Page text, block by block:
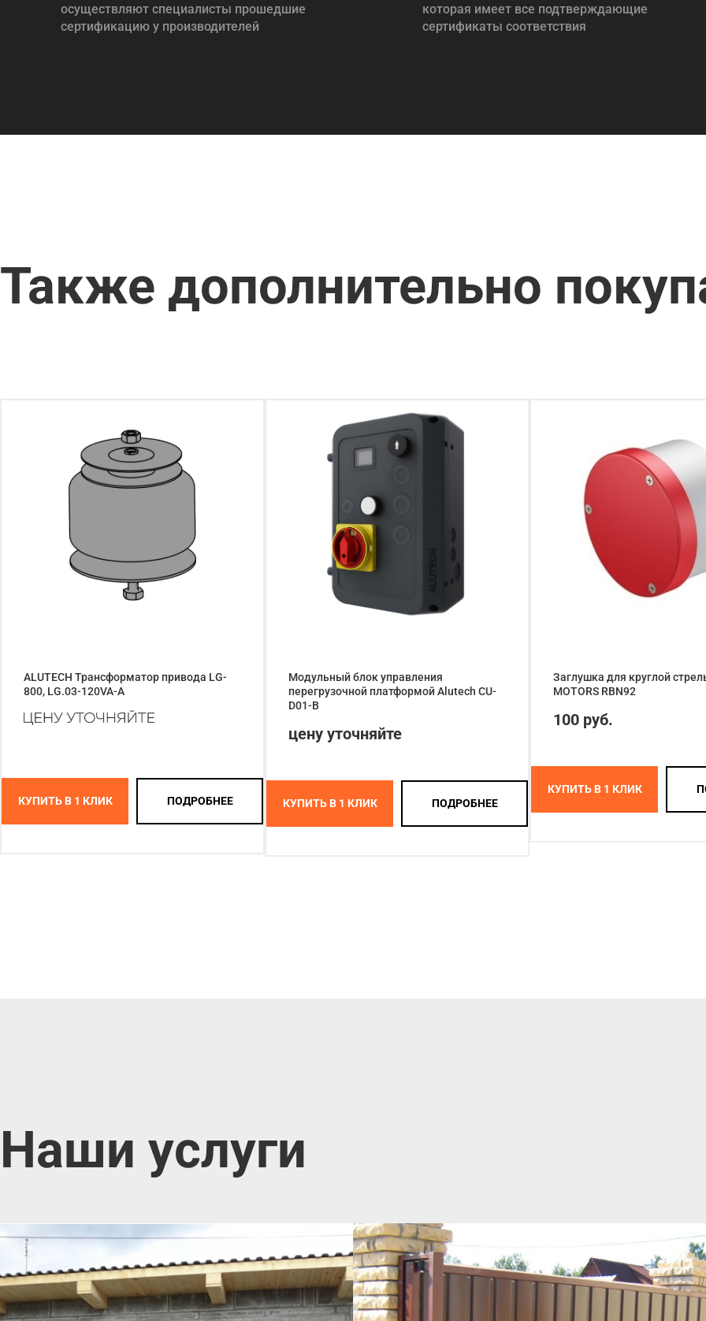
осуществляют специалисты прошедшие
сертификацию у производителей
которая имеет все подтверждающие
сертификаты соответствия
Также дополнительно
ALUTECH Трансформатор привода LG-
800, LG.03-120VA-A
КУПИТЬ В 1 КЛИК ПОДРОБНЕЕ
Модульный блок управления
перегрузочной платформой Alutech CU-
D01-B
цену уточняйте
КУПИТЬ В 1 КЛИК ПОДРОБНЕЕ
Заглушка для круглой
MOTORS RBN92
100 руб.
КУПИТЬ В 1 КЛИК
Наши услуги